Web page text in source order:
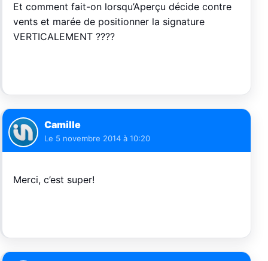
Et comment fait-on lorsqu’Aperçu décide contre
vents et marée de positionner la signature
VERTICALEMENT ????
Camille
Le 5 novembre 2014 à 10:20
Merci, c’est super!